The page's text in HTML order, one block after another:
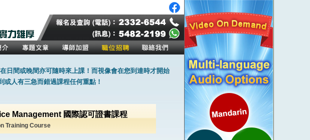
日間或晚間亦可隨時來上課！而視像會在您到達時才開始
人有三急而錯過課程任何重點！
Management 國際認可證書課程
Training Course